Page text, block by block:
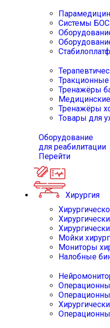
Системы
Тренажёры
Тренажёры
Товары для
Оборудование
для реабилитации
Перейти
Хирургия
Мойки
Мониторы
Налобные